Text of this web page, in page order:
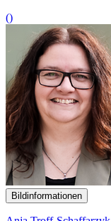
()
Bildinformationen